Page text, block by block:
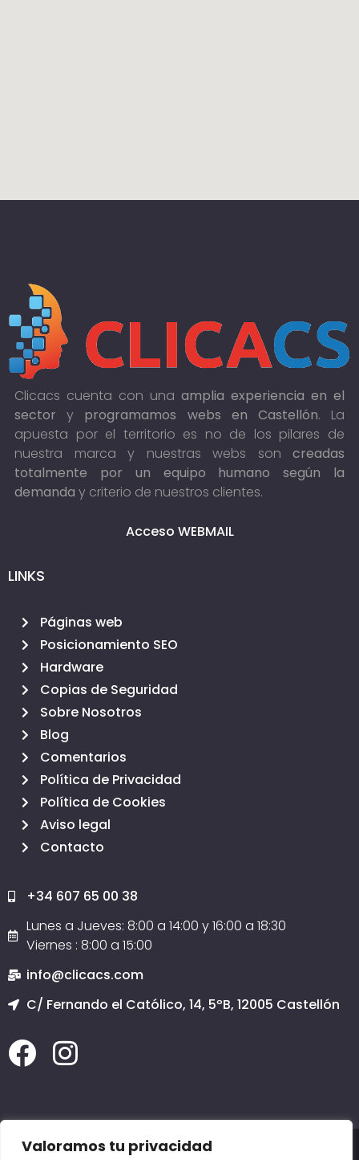
Valoramos tu privacidad
Clicacs cuenta con una amplia experiencia en el
sector y programamos webs en Castellón. La
apuesta por el territorio es no de los pilares de
nuestra marca y nuestras webs son creadas
totalmente por un equipo humano según la
demanda y criterio de nuestros clientes.
Acceso WEBMAIL
LINKS
Páginas web
Posicionamiento SEO
Hardware
Copias de Seguridad
Sobre Nosotros
Blog
Comentarios
Política de Privacidad
Política de Cookies
Aviso legal
Contacto
+34 607 65 00 38
Lunes a Jueves: 8:00 a 14:00 y 16:00 a 18:30
Viernes : 8:00 a 15:00
info@clicacs.com
C/ Fernando el Católico, 14, 5ºB, 12005 Castellón
2020 © Todos los derechos reservados